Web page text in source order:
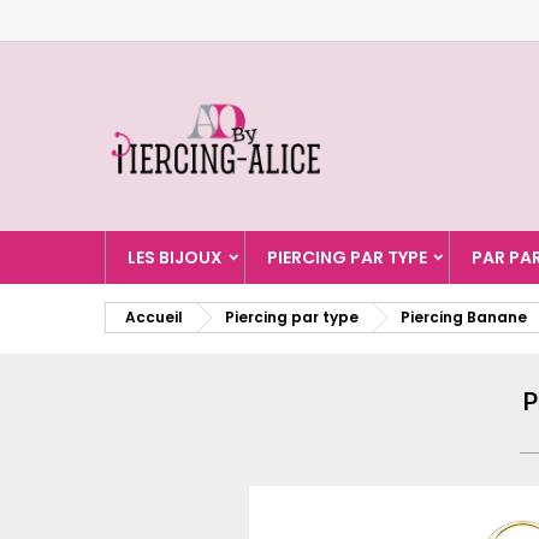
LES BIJOUX PIERCING PAR TYPE PAR
Accueil Piercing par type Piercing Banane